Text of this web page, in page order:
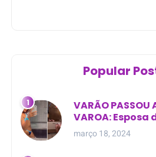
Popular
VARÃO PASSOU
VAROA:
evangélico
março 18, 2024